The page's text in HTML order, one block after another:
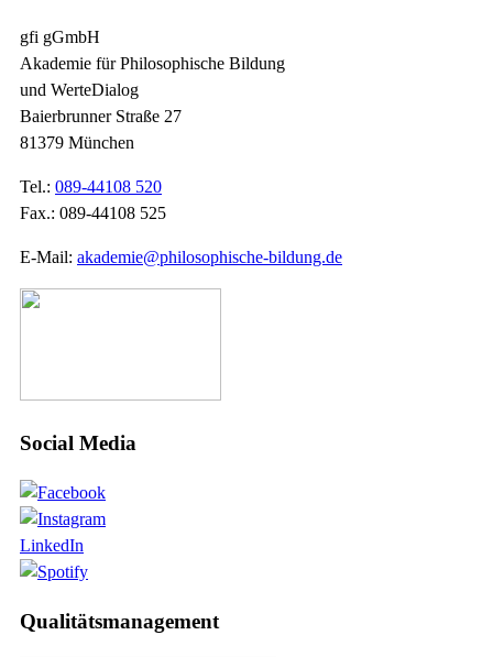
gfi gGmbH
Akademie für Philosophische Bildung
und WerteDialog
Baierbrunner Straße 27
81379 München
Tel.: 089-44108 520
Fax.: 089-44108 525
E-Mail: akademie@philosophische-bildung.de
Social Media
LinkedIn
Qualitätsmanagement